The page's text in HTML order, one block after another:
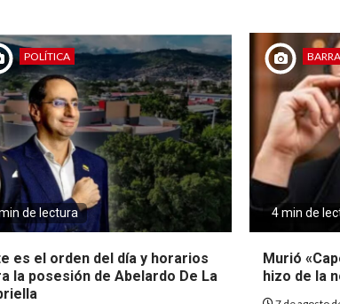
POLÍTICA
de lectura
es el orden del día y horarios
la posesión de Abelardo De La
4 min de
Murió
hizo de la